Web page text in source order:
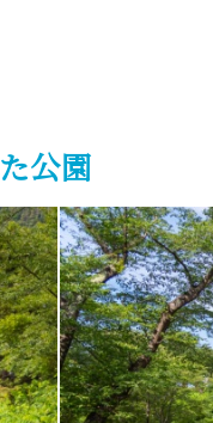
公園